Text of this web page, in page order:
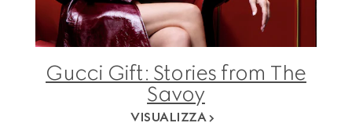
Gucci Gift: Stories from The
Savoy
VISUALIZZA